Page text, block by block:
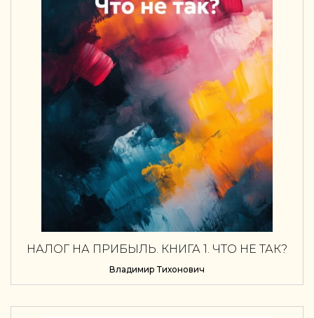
НАЛОГ НА ПРИБЫЛЬ. КНИГА 1. ЧТО НЕ ТАК?
Владимир Тихонович